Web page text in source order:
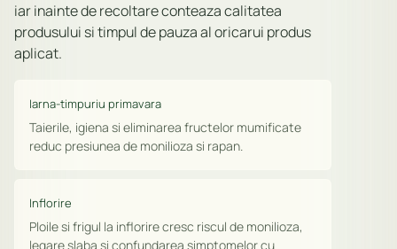
iar inainte de recoltare conteaza calitatea
produsului si timpul de pauza al oricarui produs
aplicat.
Iarna-timpuriu primavara
Taierile, igiena si eliminarea fructelor mumificate
reduc presiunea de monilioza si rapan.
Inflorire
Ploile si frigul la inflorire cresc riscul de monilioza,
legare slaba si confundarea simptomelor cu